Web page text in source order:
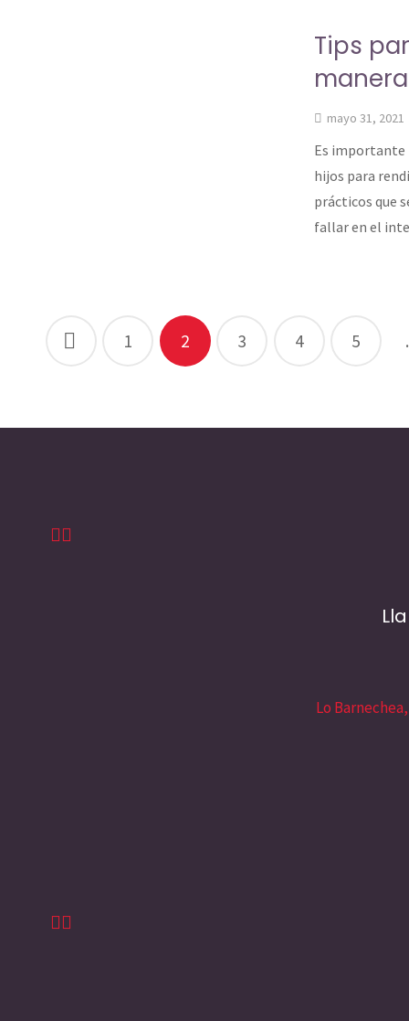
Tips
mayo 31, 2021
Es importante
hijos para
prácticos que
fallar en el
1 2 3 4 5
Lo